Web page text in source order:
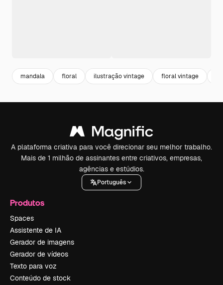
mandala floral ilustração vintage floral vintage
A plataforma criativa para você direcionar seu melhor trabalho.
Mais de 1 milhão de assinantes entre criativos, empresas,
agências e estúdios.
Português
Produtos
Spaces
Assistente de IA
Gerador de imagens
Gerador de vídeos
Texto para voz
Conteúdo de stock